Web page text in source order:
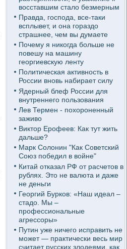
восставшим стало безмерным
Правда, господа, все-таки
всплывет, и она гораздо
страшнее, чем вы думаете
Почему я никогда больше не
повешу на машину
георгиевскую ленту
Политическая активность в
России вновь набирает силу
Ядерный блеф России для
внутреннего пользования
Лев Термен - похороненный
заживо
Виктор Ерофеев: Как тут жить
дальше?
Марк Солонин "Как Советский
Союз победил в войне"
Китай отказал РФ от расчетов в
рублях. Это не валюта и даже
не деньги
Георгий Бурков: «Наш идеал –
стадо. Мы –
профессиональные
агрессоры»
Путин уже ничего исправить не
может — практически весь мир
считает русских злодеями, как